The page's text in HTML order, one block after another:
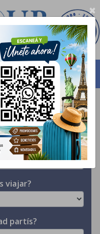
Asistencia al viajero
ir?
viajar?
partís?
×